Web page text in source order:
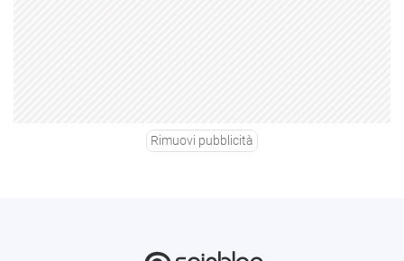
Rimuovi pubblicità